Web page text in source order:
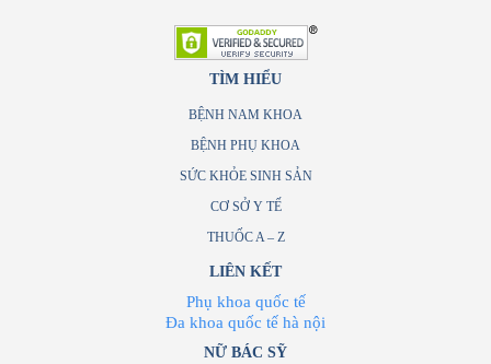
TÌM HIỂU
BỆNH NAM KHOA
BỆNH PHỤ KHOA
SỨC KHỎE SINH SẢN
CƠ SỞ Y TẾ
THUỐC A – Z
LIÊN KẾT
Phụ khoa quốc tế
Đa khoa quốc tế hà nội
NỮ BÁC SỸ